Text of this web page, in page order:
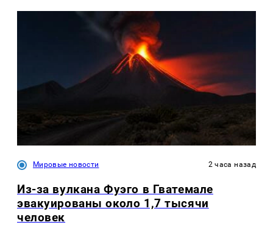
Мировые новости 2 часа назад
Из-за вулкана Фуэго в Гватемале
эвакуированы около 1,7 тысячи
человек